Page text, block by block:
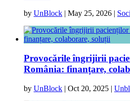
by UnBlock | May 25, 2026 |
Provocările îngrijirii
România: finanțare,
by UnBlock | Oct 20, 2025 |